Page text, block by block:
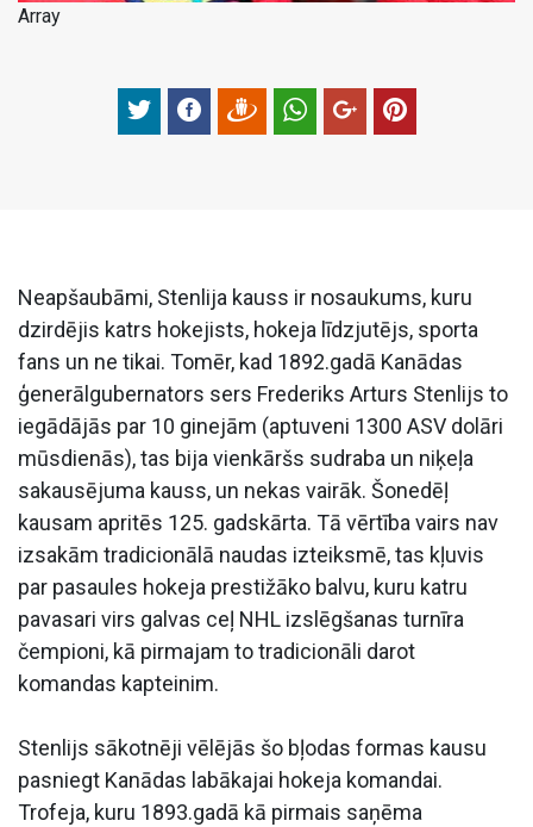
Array
Neapšaubāmi, Stenlija kauss ir nosaukums, kuru
dzirdējis katrs hokejists, hokeja līdzjutējs, sporta
fans un ne tikai. Tomēr, kad 1892.gadā Kanādas
ģenerālgubernators sers Frederiks Arturs Stenlijs to
iegādājās par 10 ginejām (aptuveni 1300 ASV dolāri
mūsdienās), tas bija vienkāršs sudraba un niķeļa
sakausējuma kauss, un nekas vairāk. Šonedēļ
kausam apritēs 125. gadskārta. Tā vērtība vairs nav
izsakām tradicionālā naudas izteiksmē, tas kļuvis
par pasaules hokeja prestižāko balvu, kuru katru
pavasari virs galvas ceļ NHL izslēgšanas turnīra
čempioni, kā pirmajam to tradicionāli darot
komandas kapteinim.
Stenlijs sākotnēji vēlējās šo bļodas formas kausu
pasniegt Kanādas labākajai hokeja komandai.
Trofeja, kuru 1893.gadā kā pirmais saņēma